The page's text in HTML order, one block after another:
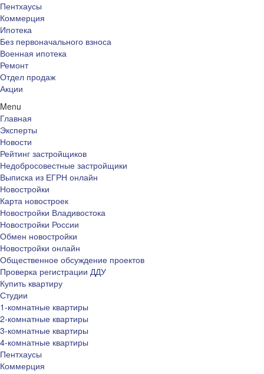
Пентхаусы
Коммерция
Ипотека
Без первоначального взноса
Военная ипотека
Ремонт
Отдел продаж
Акции
Menu
Главная
Эксперты
Новости
Рейтинг застройщиков
Недобросовестные застройщики
Выписка из ЕГРН онлайн
Новостройки
Карта новостроек
Новостройки Владивостока
Новостройки России
Обмен новостройки
Новостройки онлайн
Общественное обсуждение проектов
Проверка регистрации ДДУ
Купить квартиру
Студии
1-комнатные квартиры
2-комнатные квартиры
3-комнатные квартиры
4-комнатные квартиры
Пентхаусы
Коммерция